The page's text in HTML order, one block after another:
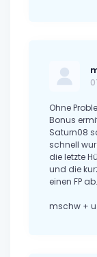
Ohne
Bonus
Saturn08
schnell
die letzte
und die
einen FP ab.
mschw +